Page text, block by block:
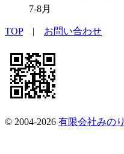
7-8月
TOP| お問い合わせ
© 2004-2026 有限会社みのり